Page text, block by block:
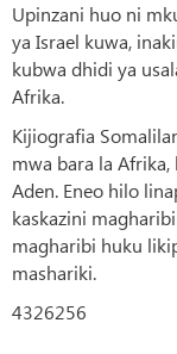
Upinzani huo ni
ya Israel kuwa,
kubwa dhidi ya
Afrika.
Kijiografia
mwa bara la
Aden. Eneo hilo
kaskazini
magharibi huku
mashariki.
4326256